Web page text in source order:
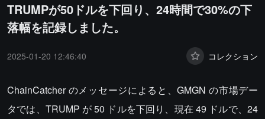
TRUMPが50ドルを下回り、24時間で30%の下
落幅を記録しました。
2025-01-20 12:46:40 コレクション
ChainCatcher のメッセージによると、GMGN の市場デー
タでは、TRUMP が 50 ドルを下回り、現在 49 ドルで、24